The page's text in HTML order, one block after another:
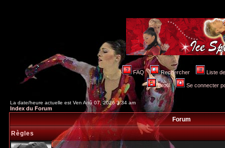
FAQ Rechercher Liste
Profil Se connecter
La date/heure actuelle est Ven Aoû 07, 2026 3:34 am
Index du Forum
Forum
Règles